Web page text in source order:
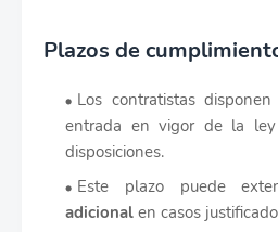
Plazos de
Los contratistas
entrada en vigor de la
disposiciones.
Este plazo puede
adicional en casos